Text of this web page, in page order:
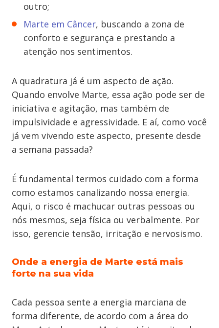
outro;
Marte em Câncer, buscando a zona de
conforto e segurança e prestando a
atenção nos sentimentos.
A quadratura já é um aspecto de ação.
Quando envolve Marte, essa ação pode ser de
iniciativa e agitação, mas também de
impulsividade e agressividade. E aí, como você
já vem vivendo este aspecto, presente desde
a semana passada?
É fundamental termos cuidado com a forma
como estamos canalizando nossa energia.
Aqui, o risco é machucar outras pessoas ou
nós mesmos, seja física ou verbalmente. Por
isso, gerencie tensão, irritação e nervosismo.
Onde a energia de Marte está mais
forte na sua vida
Cada pessoa sente a energia marciana de
forma diferente, de acordo com a área do